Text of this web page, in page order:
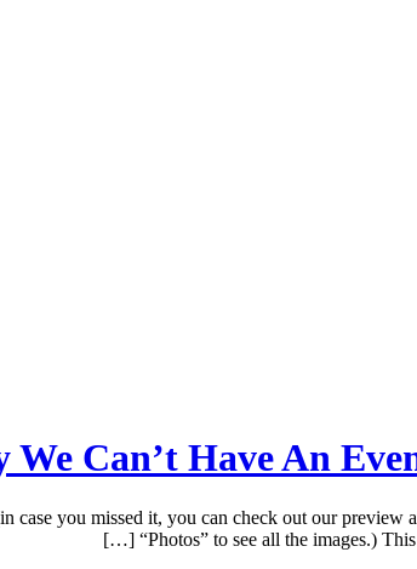
We Can’t Have An
you missed it, you can check out our preview
“Photos” to see all the images.)